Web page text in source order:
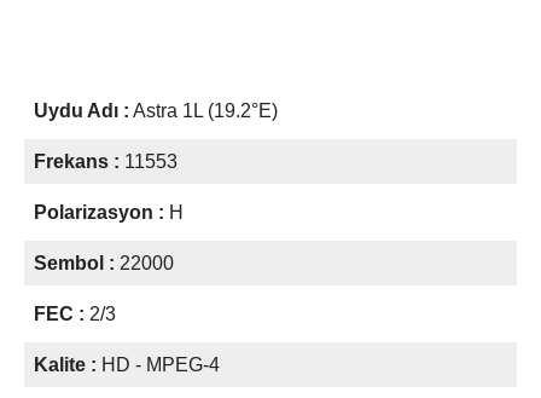
Uydu Adı : Astra 1L (19.2°E)
Frekans : 11553
Polarizasyon : H
Sembol : 22000
FEC : 2/3
Kalite : HD - MPEG-4